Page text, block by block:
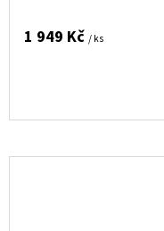
1 949 Kč / ks